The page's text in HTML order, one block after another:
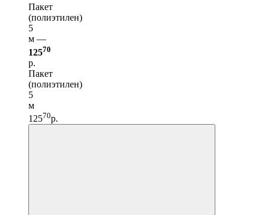
Пакет
(полиэтилен)
5
м —
12570
р.
Пакет
(полиэтилен)
5
м
12570р.